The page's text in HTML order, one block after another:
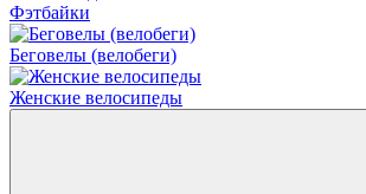
Фэтбайки
Беговелы (велобеги)
Женские велосипеды